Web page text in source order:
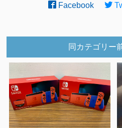
Facebook
同カテゴリー